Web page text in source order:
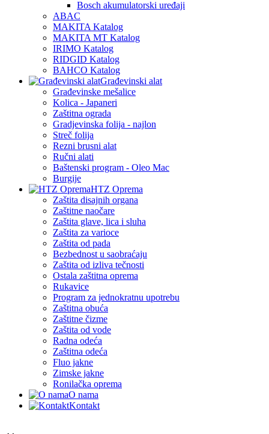
Bosch akumulatorski uređaji
ABAC
MAKITA Katalog
MAKITA MT Katalog
IRIMO Katalog
RIDGID Katalog
BAHCO Katalog
Građevinski alat
Građevinske mešalice
Kolica - Japaneri
Zaštitna ograda
Gradjevinska folija - najlon
Streč folija
Rezni brusni alat
Ručni alati
Baštenski program - Oleo Mac
Burgije
HTZ Oprema
Zaštita disajnih organa
Zaštitne naočare
Zaštita glave, lica i sluha
Zaštita za varioce
Zaštita od pada
Bezbednost u saobraćaju
Zaštita od izliva tečnosti
Ostala zaštitna oprema
Rukavice
Program za jednokratnu upotrebu
Zaštitna obuća
Zaštitne čizme
Zaštita od vode
Radna odeća
Zaštitna odeća
Fluo jakne
Zimske jakne
Ronilačka oprema
O nama
Kontakt